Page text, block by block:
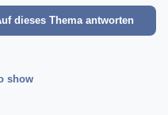
dieses Thema antworten
show